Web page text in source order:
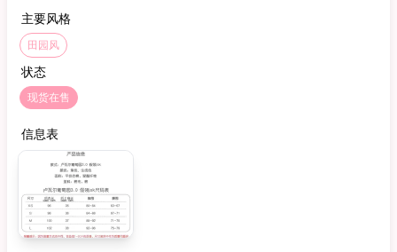
主要风格
田园风
状态
现货在售
信息表